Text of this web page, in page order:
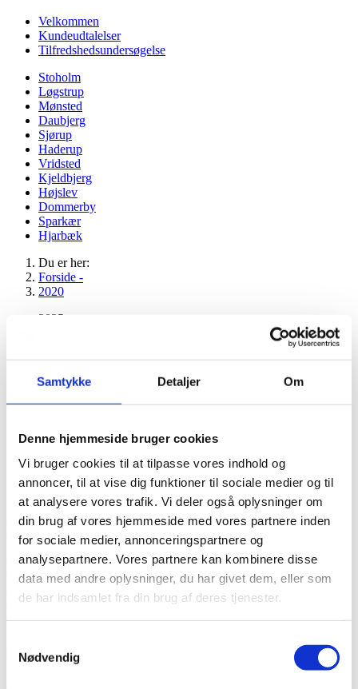
Samtykke Detaljer Om
Denne hjemmeside bruger cookies
Vi bruger cookies til at tilpasse vores indhold og
annoncer, til at vise dig funktioner til sociale medier og til
at analysere vores trafik. Vi deler også oplysninger om
din brug af vores hjemmeside med vores partnere inden
for sociale medier, annonceringspartnere og
analysepartnere. Vores partnere kan kombinere disse
data med andre oplysninger, du har givet dem, eller som
de har indsamlet fra din brug af deres tjenester.
Nødvendig
Velkommen
Kundeudtalelser
Tilfredshedsundersøgelse
Stoholm
Løgstrup
Mønsted
Daubjerg
Sjørup
Haderup
Vridsted
Kjeldbjerg
Højslev
Dommerby
Sparkær
Hjarbæk
Du er her:
Forside -
2020
2025
2022
2021
2020
2019
Forår
Sommer
Vinter
Kundeudtalelser vinter 2020
D. 27.03.2020
"Kompetent og behagelig betjening! Allerede ved det første møde,
blev der afklaret så mange spørgsmål som trængte sig på. Tingene
ros og Tak!" Jan Laursen
D. 27.03.2020
”Det var en fin og værdig behandling jeg fik fra jeres side”. Ivan